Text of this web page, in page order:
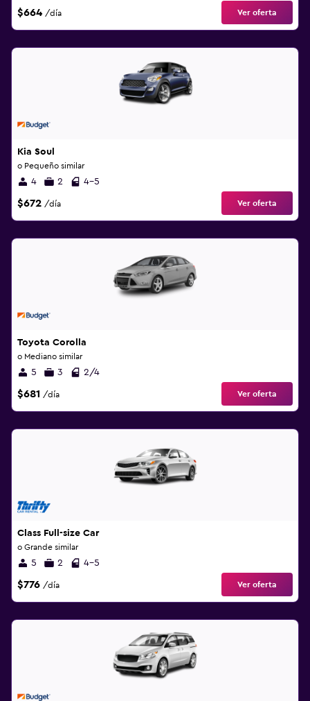
$664 /día Ver oferta
Kia Soul
o Pequeño similar
4 2 4-5
$672 /día Ver oferta
Toyota Corolla
o Mediano similar
5 3 2/4
$681 /día Ver oferta
Class Full-size Car
o Grande similar
5 2 4-5
$776 /día Ver oferta